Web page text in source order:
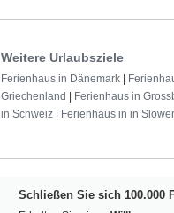
Weitere Urlaubsziele
Ferienhaus in Dänemark
Griechenland
Ferienhaus in
in Schweiz
Ferienhaus in in
Schließen Sie sich 100.000